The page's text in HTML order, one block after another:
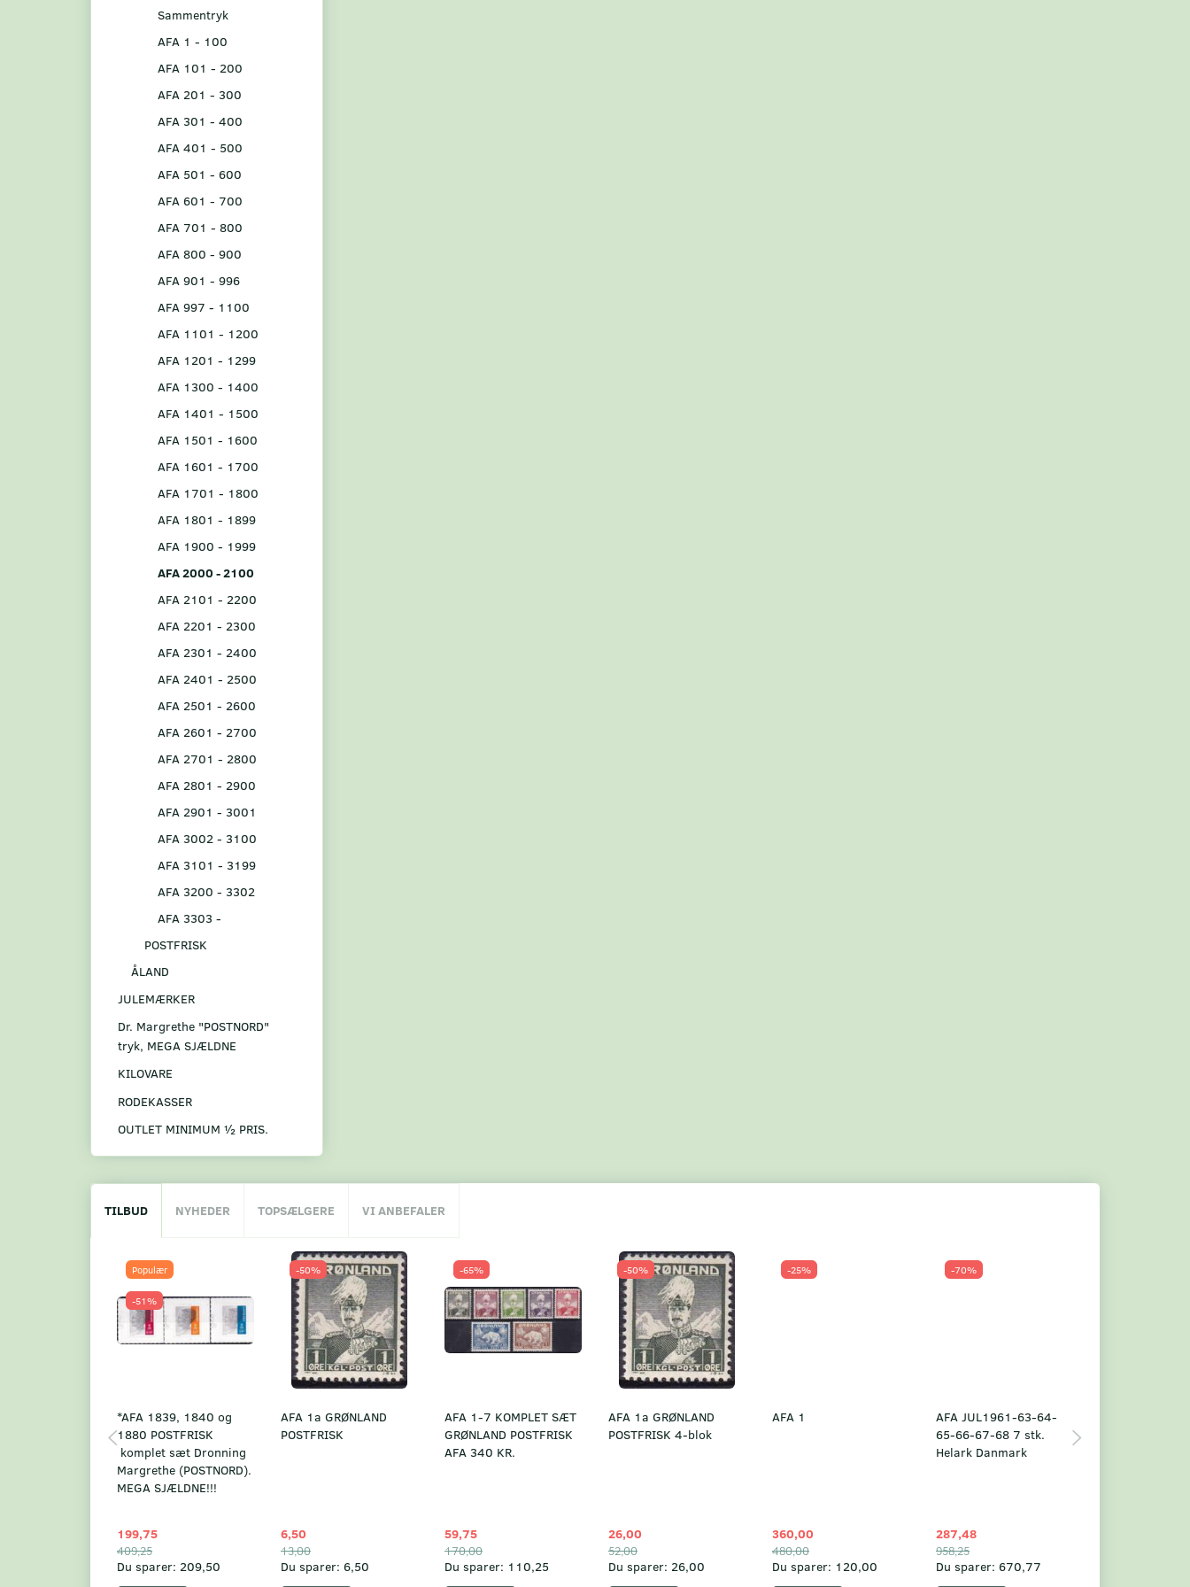
Sammentryk
AFA 1 - 100
AFA 101 - 200
AFA 201 - 300
AFA 301 - 400
AFA 401 - 500
AFA 501 - 600
AFA 601 - 700
AFA 701 - 800
AFA 800 - 900
AFA 901 - 996
AFA 997 - 1100
AFA 1101 - 1200
AFA 1201 - 1299
AFA 1300 - 1400
AFA 1401 - 1500
AFA 1501 - 1600
AFA 1601 - 1700
AFA 1701 - 1800
AFA 1801 - 1899
AFA 1900 - 1999
AFA 2000 - 2100
AFA 2101 - 2200
AFA 2201 - 2300
AFA 2301 - 2400
AFA 2401 - 2500
AFA 2501 - 2600
AFA 2601 - 2700
AFA 2701 - 2800
AFA 2801 - 2900
AFA 2901 - 3001
AFA 3002 - 3100
AFA 3101 - 3199
AFA 3200 - 3302
AFA 3303 -
POSTFRISK
ÅLAND
JULEMÆRKER
Dr. Margrethe "POSTNORD"
tryk, MEGA SJÆLDNE
KILOVARE
RODEKASSER
OUTLET MINIMUM ½ PRIS.
TILBUD NYHEDER TOPSÆLGERE VI ANBEFALER
Populær
-51%
*AFA 1839, 1840 og
1880 POSTFRISK
komplet sæt Dronning
Margrethe (POSTNORD).
MEGA SJÆLDNE!!!
199,75
409,25
Du sparer: 209,50
-50%
AFA 1a GRØNLAND
POSTFRISK
6,50
13,00
Du sparer: 6,50
-65%
AFA 1-7 KOMPLET SÆT
GRØNLAND POSTFRISK
AFA 340 KR.
59,75
170,00
Du sparer: 110,25
-50%
AFA 1a GRØNLAND
POSTFRISK 4-blok
26,00
52,00
Du sparer: 26,00
-25%
AFA 1
360,00
480,00
Du sparer: 120,00
-70%
AFA JUL1961-63-64-
65-66-67-68 7 stk.
Helark Danmark
287,48
958,25
Du sparer: 670,77